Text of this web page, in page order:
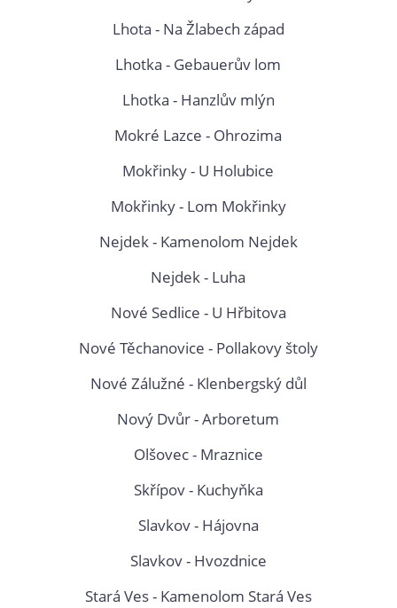
Lhota - Na Žlabech západ
Lhotka - Gebauerův lom
Lhotka - Hanzlův mlýn
Mokré Lazce - Ohrozima
Mokřinky - U Holubice
Mokřinky - Lom Mokřinky
Nejdek - Kamenolom Nejdek
Nejdek - Luha
Nové Sedlice - U Hřbitova
Nové Těchanovice - Pollakovy štoly
Nové Zálužné - Klenbergský důl
Nový Dvůr - Arboretum
Olšovec - Mraznice
Skřípov - Kuchyňka
Slavkov - Hájovna
Slavkov - Hvozdnice
Stará Ves - Kamenolom Stará Ves